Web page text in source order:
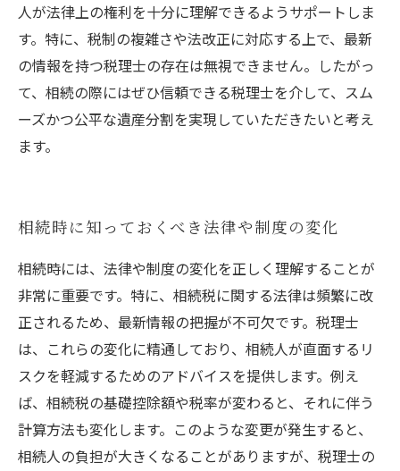
人が法律上の権利を十分に理解できるようサポートしま
す。特に、税制の複雑さや法改正に対応する上で、最新
の情報を持つ税理士の存在は無視できません。したがっ
て、相続の際にはぜひ信頼できる税理士を介して、スム
ーズかつ公平な遺産分割を実現していただきたいと考え
ます。
相続時に知っておくべき法律や制度の変化
相続時には、法律や制度の変化を正しく理解することが
非常に重要です。特に、相続税に関する法律は頻繁に改
正されるため、最新情報の把握が不可欠です。税理士
は、これらの変化に精通しており、相続人が直面するリ
スクを軽減するためのアドバイスを提供します。例え
ば、相続税の基礎控除額や税率が変わると、それに伴う
計算方法も変化します。このような変更が発生すると、
相続人の負担が大きくなることがありますが、税理士の